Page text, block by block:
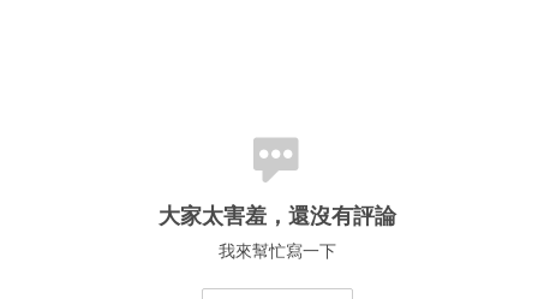
大家太害羞，還沒有評論
我來幫忙寫一下